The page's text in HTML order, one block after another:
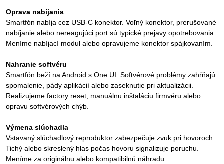
Oprava nabíjania
Smartfón nabíja cez USB-C konektor. Voľný konektor, prerušované
nabíjanie alebo nereagujúci port sú typické prejavy opotrebovania.
Meníme nabíjací modul alebo opravujeme konektor spájkovaním.
Nahranie softvéru
Smartfón beží na Android s One UI. Softvérové problémy zahŕňajú
spomalenie, pády aplikácií alebo zaseknutie pri aktualizácii.
Realizujeme factory reset, manuálnu inštaláciu firmvéru alebo
opravu softvérových chýb.
Výmena slúchadla
Vstavaný slúchadlový reproduktor zabezpečuje zvuk pri hovoroch.
Tichý alebo skreslený hlas počas hovoru signalizuje poruchu.
Meníme za originálnu alebo kompatibilnú náhradu.